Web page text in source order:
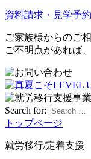
資料請求・見学予約
ご家族様からのご
ご不明点があれば
Search for:
トップページ
就労移行/定着支援